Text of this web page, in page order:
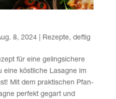
8, 2024| Rezepte, deftig
für eine geling­si­che­re
eine köst­li­che Lasa­gne im
Mit dem prak­ti­schen Pfan­
per­fekt gegart und